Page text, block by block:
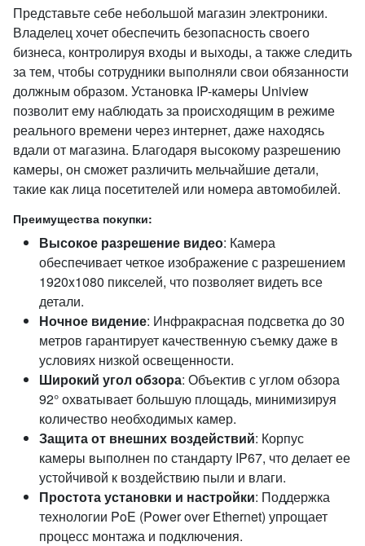
Представьте себе небольшой магазин электроники.
Владелец хочет обеспечить безопасность своего
бизнеса, контролируя входы и выходы, а также следить
за тем, чтобы сотрудники выполняли свои обязанности
должным образом. Установка IP-камеры Uniview
позволит ему наблюдать за происходящим в режиме
реального времени через интернет, даже находясь
вдали от магазина. Благодаря высокому разрешению
камеры, он сможет различить мельчайшие детали,
такие как лица посетителей или номера автомобилей.
Преимущества покупки:
Высокое разрешение видео: Камера
обеспечивает четкое изображение с разрешением
1920x1080 пикселей, что позволяет видеть все
детали.
Ночное видение: Инфракрасная подсветка до 30
метров гарантирует качественную съемку даже в
условиях низкой освещенности.
Широкий угол обзора: Объектив с углом обзора
92° охватывает большую площадь, минимизируя
количество необходимых камер.
Защита от внешних воздействий: Корпус
камеры выполнен по стандарту IP67, что делает ее
устойчивой к воздействию пыли и влаги.
Простота установки и настройки: Поддержка
технологии PoE (Power over Ethernet) упрощает
процесс монтажа и подключения.